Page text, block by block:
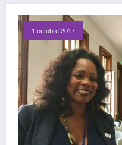
1 octobre 2017